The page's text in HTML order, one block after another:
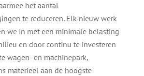
het aantal
te reduceren. Elk nieuw werk
we in met een minimale belasting
en door continu te investeren
wagen- en machinepark,
materieel aan de hoogste